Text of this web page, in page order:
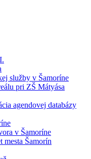
služby v Šamoríne
pri ZŠ Mátyása
agendovej databázy
v Šamoríne
mesta Šamorín